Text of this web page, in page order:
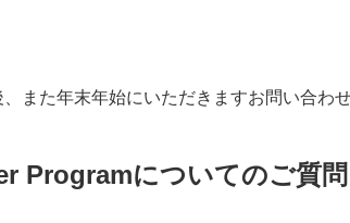
また年末年始にいただきますお問い合わ
Programについてのご質